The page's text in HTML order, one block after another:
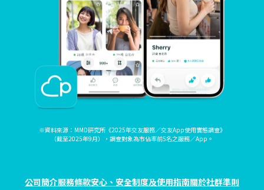
※資料來源：MMD研究所《2025年交友服務／交友App使用實態調查》
（截至2025年9月），調查對象為市佔率前5名之服務／App。
公司簡介服務條款安心、安全制度及使用指南關於社群準則